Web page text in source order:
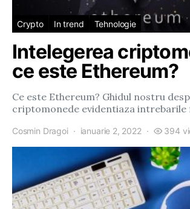
Crypto In trend Tehnologie
Intelegerea
ce este Ethereum?
Ce este Ethereum? Ghidul nostru
criptomonede evidentiaza
Cosmin Dragoi ianuarie 2, 2022 394